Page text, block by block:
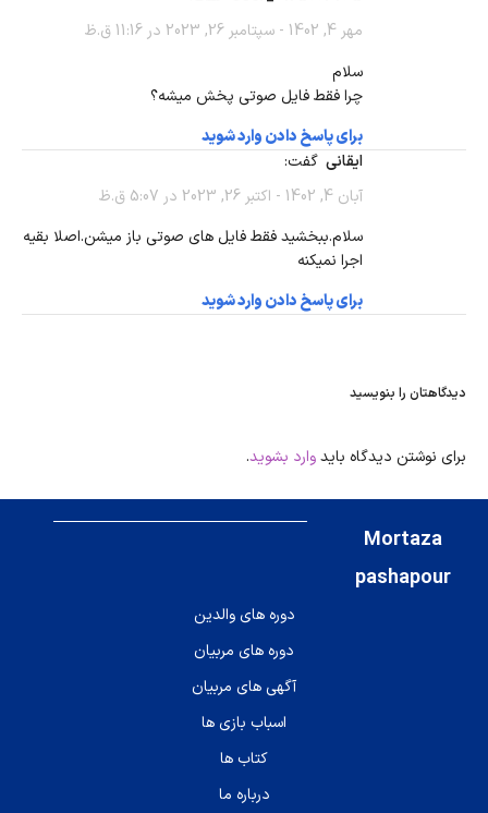
مهر 4, 1402 - سپتامبر 26, 2023 در 11:16 ق.ظ
سلام
چرا فقط فایل صوتی پخش میشه؟
برای پاسخ دادن وارد شوید
ایقانی گفت:
آبان 4, 1402 - اکتبر 26, 2023 در 5:07 ق.ظ
سلام.ببخشید فقط فایل های صوتی باز میشن.اصلا بقیه
اجرا نمیکنه
برای پاسخ دادن وارد شوید
دیدگاهتان را بنویسید
برای نوشتن دیدگاه بایدوارد بشوید.
دوره های والدین
دوره های مربیان
آگهی های مربیان
Mortaza
pashapour
اسباب بازی ها
کتاب ها
درباره ما